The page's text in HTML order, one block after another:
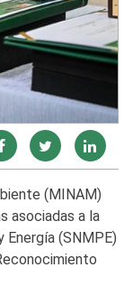
(MINAM)
asociadas a la
(SNMPE)